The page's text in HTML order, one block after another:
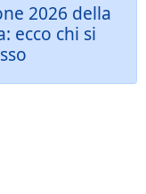
2026 della
ecco chi si